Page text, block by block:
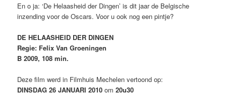
En o ja: ‘De Helaasheid der Dingen’ is dit jaar de Belgische
inzending voor de Oscars. Voor u ook nog een pintje?
DE HELAASHEID DER DINGEN
Regie: Felix Van Groeningen
B 2009, 108 min.
Deze film werd in Filmhuis Mechelen vertoond op:
DINSDAG 26 JANUARI 2010om 20u30